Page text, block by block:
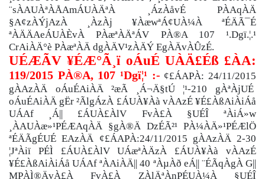
¨sÀAUÀªÀÅAmÁUÀÄªÀ ¸ÁzÀåvÉ PÀAqÀÄ
§A¢zÀÝjAzÀ ¸ÀzÀj ¥ÀæwªÁ¢UÀ¼À ªÉÄÃ¯É
ªÀÄÄAeÁUÀÈvÀ PÀæªÀÄªÁV PÀ®A 107 ¹.Dgï.¦.¹
CrAiÀÄ°è PÀæªÀÄ dgÀÄV¹zÀÄÝ EgÀÄvÀÛzÉ.
UÉÆÃV ¥ÉÆ°Ã¸ï oÁuÉ UÀÄ£Éß £ÀA:
119/2015 PÀ®A, 107 ¹Dgï¦¹ :- ¢£ÁAPÀ: 24/11/2015
gÀAzÀÄ oÁuÉAiÀÄ ²æÃ ¸Á¬Ä§tÚ ¦¹-210 gÀªÀjUÉ
oÁuÉAiÀÄ gËr ²ÃlgÁzÀ £ÁUÀ¥Àà vÀAzÉ ¥É£ÀßAiÀiÁå
UÁAf ¸Á|| £ÁUÀ£ÀlV FvÀ£À §UÉÎ ªÀiÁ»w
¸ÀAUÀæ»¹PÉÆAqÀÄ §gÀ®Ä DzÉÃ²¹ PÀ¼ÀÄ»¹PÉÆlÖ
ªÉÄÃgÉUÉ EAzÀÄ ¢£ÁAPÀ:24/11/2015 gÀAzÀÄ 2-30
¦JªÀiï PÉÌ £ÁUÀ£ÀlV UÁæªÀÄzÀ £ÁUÀ¥Àà vÀAzÉ
¥É£ÀßAiÀiÁå UÁAf ªÀAiÀÄ|| 40 ªÀµÀð eÁ|| ¨ÉÃqÀgÀ G||
MPÀÌ®ÄvÀ£ÀFvÀ£À ZÀlÄªÀnPÉUÀ¼À §UÉÎ